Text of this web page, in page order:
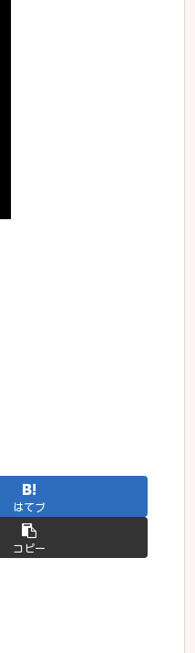
はてブ
コピー